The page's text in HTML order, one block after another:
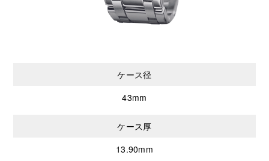
ケース径
43mm
ケース厚
13.90mm